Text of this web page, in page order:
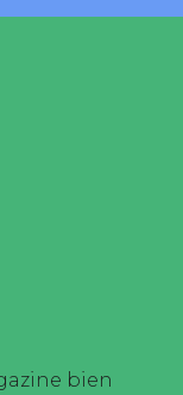
droits
Web •
bien